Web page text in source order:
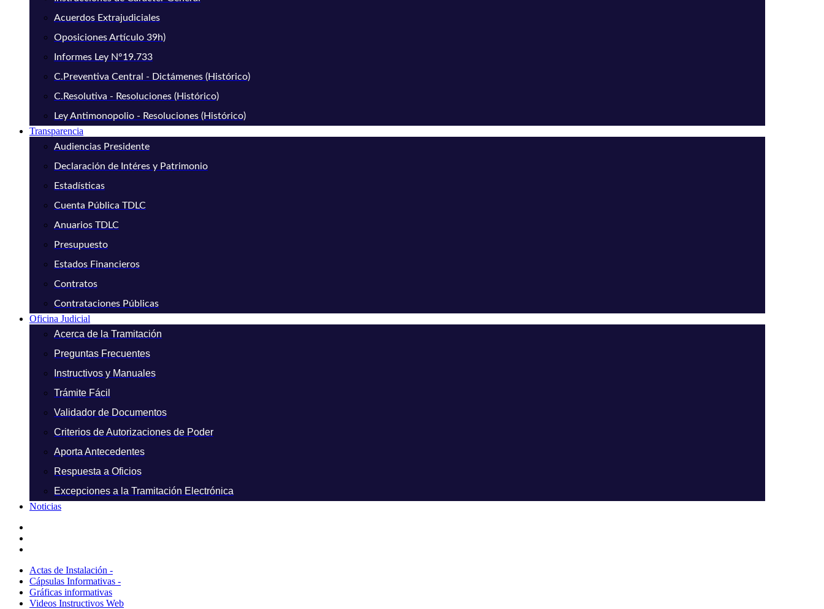
Acuerdos Extrajudiciales
Oposiciones Artículo 39h)
Informes Ley N°19.733
C.Preventiva Central - Dictámenes (Histórico)
C.Resolutiva - Resoluciones (Histórico)
Ley Antimonopolio - Resoluciones (Histórico)
Transparencia
Audiencias Presidente
Declaración de Intéres y Patrimonio
Estadísticas
Cuenta Pública TDLC
Anuarios TDLC
Presupuesto
Estados Financieros
Contratos
Contrataciones Públicas
Oficina Judicial
Acerca de la Tramitación
Preguntas Frecuentes
Instructivos y Manuales
Trámite Fácil
Validador de Documentos
Criterios de Autorizaciones de Poder
Aporta Antecedentes
Respuesta a Oficios
Excepciones a la Tramitación Electrónica
Noticias
Actas de Instalación -
Cápsulas Informativas -
Gráficas informativas
Videos Instructivos Web